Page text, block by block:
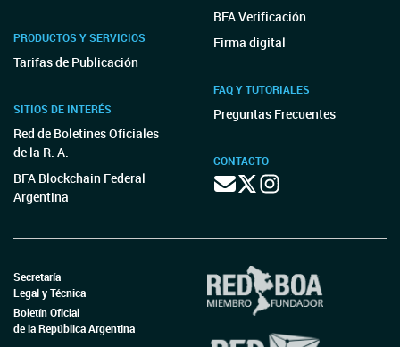
PRODUCTOS Y SERVICIOS
Tarifas de Publicación
SITIOS DE INTERÉS
Red de Boletines Oficiales
de la R. A.
BFA Blockchain Federal
Argentina
BFA Verificación
Firma digital
FAQ Y TUTORIALES
Preguntas Frecuentes
CONTACTO
Secretaría
Legal y Técnica
Boletín Oficial
de la República Argentina